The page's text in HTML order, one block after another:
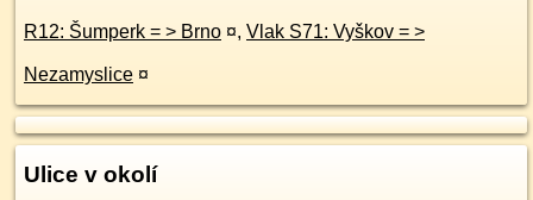
R12: Šumperk = > Brno ¤, Vlak S71: Vyškov = >
Nezamyslice ¤
Ulice v okolí